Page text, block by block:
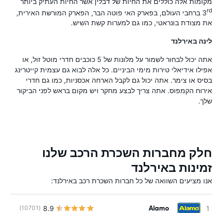
3rd
ברחבי העולם, בפארק האי פוטה הבר, הפארק המורשת האירית,
את מצודת בונראטי, כמו גם למערות קשת השיש.
לינה באירלנד
אתה יכול לבחור לשמור על מלונות של 5 כוכבים חדרי מוטל זול, או
אפילו אידיאלי טירות מימי הביניים. כל אלה לבוא גם עצמית קייטרינג
בסיס או צימר. אתה יכול גם לקבל הארחה אכסניות, כמו גם חדרי
אירוח הקמפוס. אתה צריך לבצע מחקר ויש מקום בראש לפני הביקור
שלך.
חלק מחברות השכרת הרכב שלנו
זמינות באירלנד
אנו מציעים השוואה של כל חברות השכרת רכב באירלנד:
Alamo
8.9
(10701)